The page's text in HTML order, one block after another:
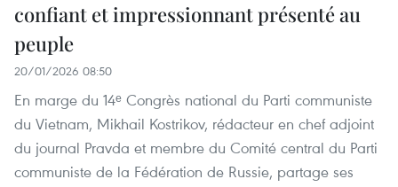
confiant et impressionnant présenté au
peuple
20/01/2026 08:50
En marge du 14ᵉ Congrès national du Parti communiste
du Vietnam, Mikhail Kostrikov, rédacteur en chef adjoint
du journal Pravda et membre du Comité central du Parti
communiste de la Fédération de Russie, partage ses